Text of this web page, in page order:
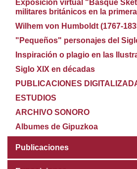
Exposición virtual "Basque
militares británicos en la
Wilhem von Humboldt (1767-
"Pequeños" personajes del
Inspiración o plagio en las
Siglo XIX en décadas
PUBLICACIONES
ESTUDIOS
ARCHIVO SONORO
Albumes de Gipuzkoa
Publicaciones